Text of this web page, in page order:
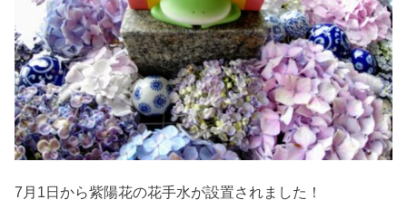
7月1日から紫陽花の花手水が設置されました！